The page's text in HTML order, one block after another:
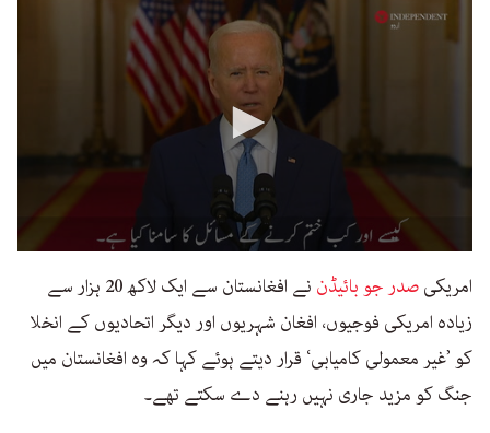
seconds
امریکیصدر جو بائیڈن
نے افغانستان سے ایک لاکھ 20 ہزار سے
زیادہ امریکی فوجیوں، افغان شہریوں اور دیگر اتحادیوں کے انخلا
کو ’غیر معمولی کامیابی‘ قرار دیتے ہوئے کہا کہ وہ افغانستان میں
جنگ کو مزید جاری نہیں رہنے دے سکتے تھے۔